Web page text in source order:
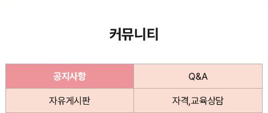
커뮤니티
공지사항 Q&A
자유게시판 자격,교육상담